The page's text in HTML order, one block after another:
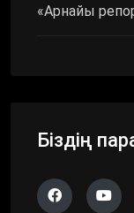
«Арнайы
Біздің